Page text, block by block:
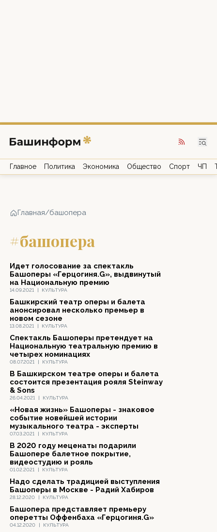
Главное Политика Экономика Общество Спорт ЧП
Главная/башопера
#башопера
14.09.2021 | КУЛЬТУРА
Идет голосование за спектакль
Башоперы «Герцогиня.G», выдвинутый
на Национальную премию
13.08.2021 | КУЛЬТУРА
Башкирский театр оперы и балета
анонсировал несколько премьер в
новом сезоне
08.07.2021 | КУЛЬТУРА
Спектакль Башоперы претендует на
Национальную театральную премию в
четырех номинациях
26.04.2021 | КУЛЬТУРА
В Башкирском театре оперы и балета
состоится презентация рояля Steinway
& Sons
07.03.2021 | КУЛЬТУРА
«Новая жизнь» Башоперы - знаковое
событие новейшей истории
музыкального театра - эксперты
01.02.2021 | КУЛЬТУРА
В 2020 году меценаты подарили
Башопере балетное покрытие,
видеостудию и рояль
28.12.2020 | КУЛЬТУРА
Надо сделать традицией выступления
Башоперы в Москве - Радий Хабиров
04.12.2020 | КУЛЬТУРА
Башопера представляет премьеру
оперетты Оффенбаха «Герцогиня.G»